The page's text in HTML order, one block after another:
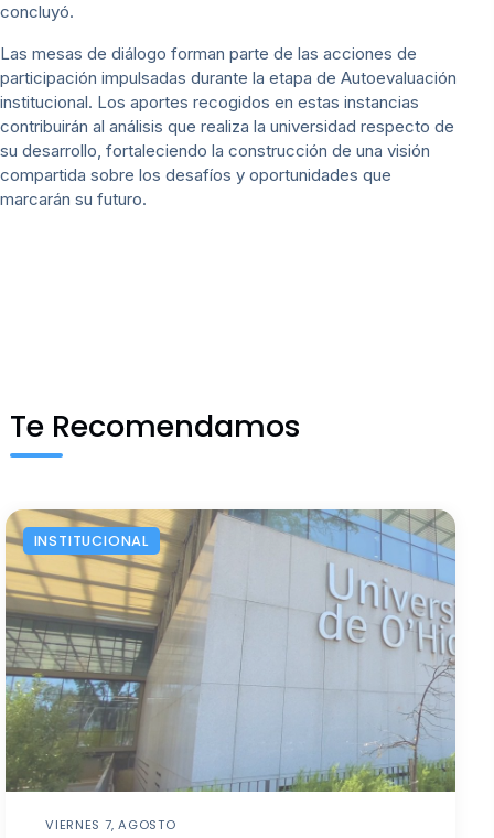
concluyó.
Las mesas de diálogo forman parte de las acciones de
participación impulsadas durante la etapa de Autoevaluación
institucional. Los aportes recogidos en estas instancias
contribuirán al análisis que realiza la universidad respecto de
su desarrollo, fortaleciendo la construcción de una visión
compartida sobre los desafíos y oportunidades que
marcarán su futuro.
Te Recomendamos
INSTITUCIONAL
VIERNES 7, AGOSTO